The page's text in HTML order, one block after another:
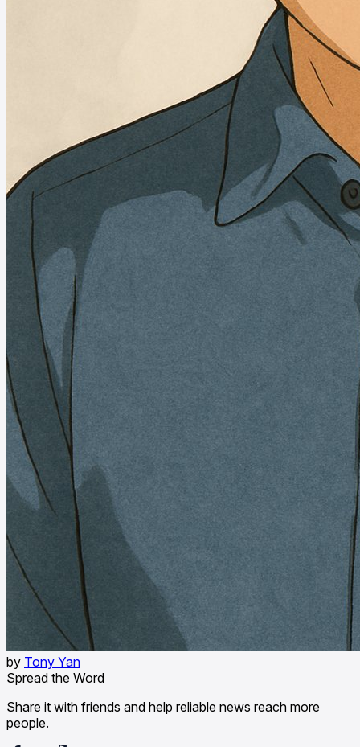
by Tony Yan
Spread the Word
Share it with friends and help reliable news reach more
people.